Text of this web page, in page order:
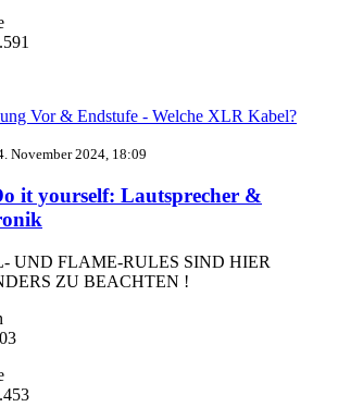
Vor & Endstufe - Welche XLR Kabel?
November 2024, 18:09
it yourself: Lautsprecher &
UND FLAME-RULES SIND HIER
ZU BEACHTEN !